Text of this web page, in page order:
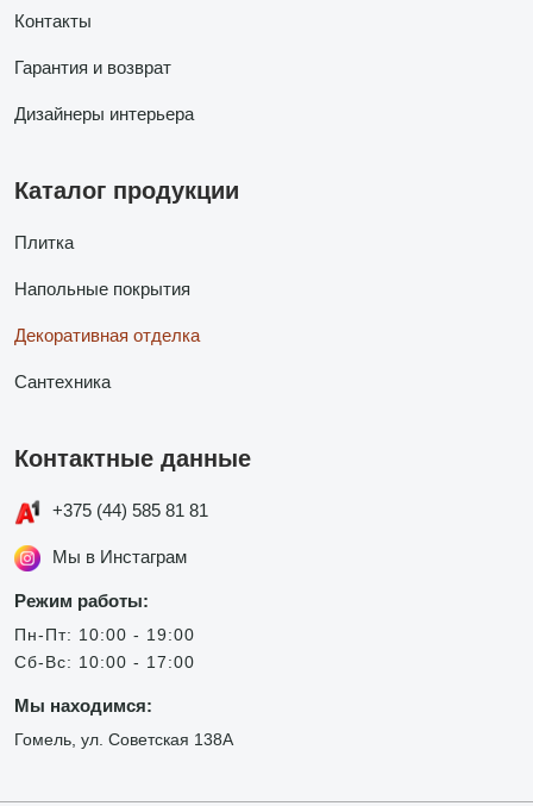
Контакты
Гарантия и возврат
Дизайнеры интерьера
Каталог продукции
Плитка
Напольные покрытия
Декоративная отделка
Сантехника
Контактные данные
+375 (44) 585 81 81
Мы в Инстаграм
Режим работы:
Пн-Пт: 10:00 - 19:00
Сб-Вс: 10:00 - 17:00
Мы находимся:
Гомель, ул. Советская 138А